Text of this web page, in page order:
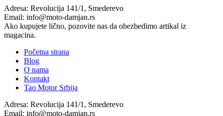
Adresa: Revolucija 141/1, Smederevo
Email: info@moto-damjan.rs
Ako kupujete lično, pozovite nas da obezbedimo artikal iz
magacina.
Početna strana
Blog
O nama
Kontakt
Tao Motor Srbija
Adresa: Revolucija 141/1, Smederevo
Email: info@moto-damjan.rs